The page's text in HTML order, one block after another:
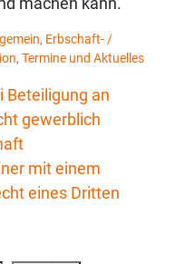
, Erbschaft- /
, Termine und Aktuelles
Beteiligung an
gewerblich
mit einem
eines Dritten